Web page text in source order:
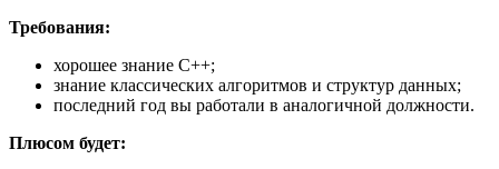
Требования:
хорошее знание С++;
знание классических алгоритмов и структур данных;
последний год вы работали в аналогичной должности.
Плюсом будет: